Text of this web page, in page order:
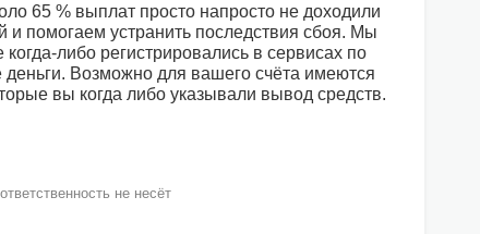
65 % выплат просто напросто не доходили
и помогаем устранить последствия сбоя. Мы
либо регистрировались в сервисах по
Возможно для вашего счёта имеются
вы когда либо указывали вывод средств.
не несёт